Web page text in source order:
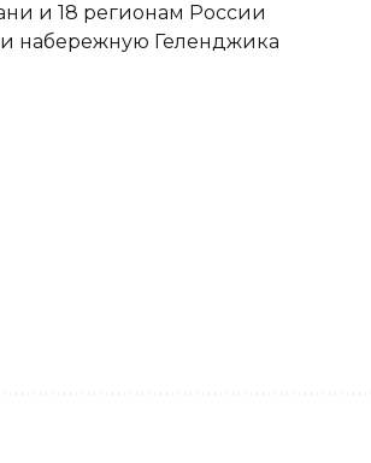
и 18 регионам России
и набережную Геленджика